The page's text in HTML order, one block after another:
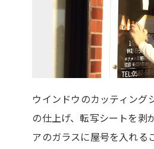
ウインドウのカッティング
の仕上げ、転写シートを剥
アのガラスに屋号を入れる